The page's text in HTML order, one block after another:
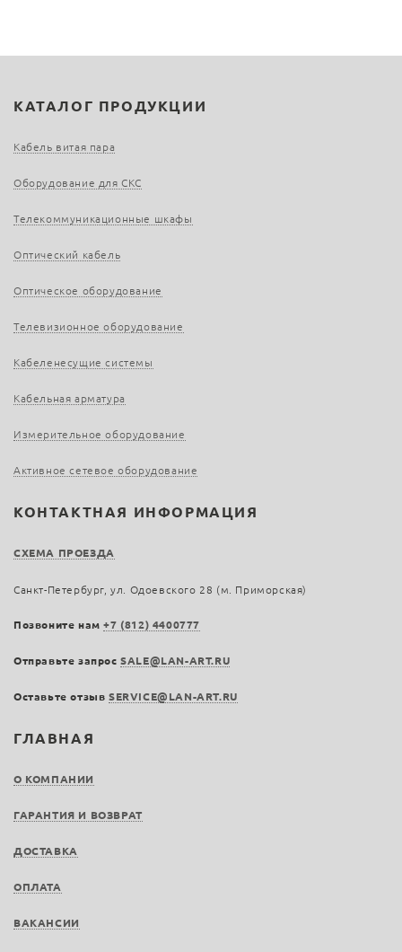
ГЛАВНАЯ
О КОМПАНИИ
ГАРАНТИЯ И ВОЗВРАТ
ДОСТАВКА
ОПЛАТА
ВАКАНСИИ
КАТАЛОГ ПРОДУКЦИИ
Кабель витая пара
Оборудование для СКС
Телекоммуникационные шкафы
Оптический кабель
Оптическое оборудование
Телевизионное оборудование
Кабеленесущие системы
Кабельная арматура
Измерительное оборудование
Активное сетевое оборудование
КОНТАКТНАЯ ИНФОРМАЦИЯ
СХЕМА ПРОЕЗДА
Санкт-Петербург, ул. Одоевского 28 (м. Приморская)
Позвоните нам+7 (812) 4400777
Отправьте запросSALE@LAN-ART.RU
Оставьте отзыв SERVICE@LAN-ART.RU